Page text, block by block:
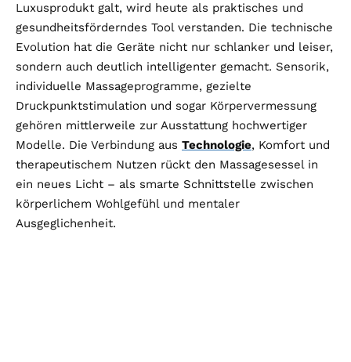
Luxusprodukt galt, wird heute als praktisches und
gesundheitsförderndes Tool verstanden. Die technische
Evolution hat die Geräte nicht nur schlanker und leiser,
sondern auch deutlich intelligenter gemacht. Sensorik,
individuelle Massageprogramme, gezielte
Druckpunktstimulation und sogar Körpervermessung
gehören mittlerweile zur Ausstattung hochwertiger
Modelle. Die Verbindung aus Technologie, Komfort und
therapeutischem Nutzen rückt den Massagesessel in
ein neues Licht – als smarte Schnittstelle zwischen
körperlichem Wohlgefühl und mentaler
Ausgeglichenheit.